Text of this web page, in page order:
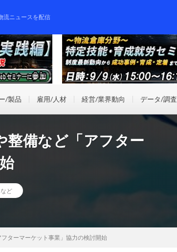
流ニュースを配信
/製品 雇用/人材 経営/業界動向 データ/調査
整備など「アフター
ど
ターマーケット事業」協力の検討開始